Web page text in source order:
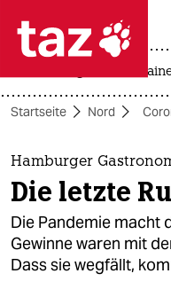
 taz
themen
politik
öko
gesellschaft
krieg in der
Startseite Nord
Hamburger
Die letzte
Die Pandemie macht
Gewinne waren mit
Dass sie wegfällt,